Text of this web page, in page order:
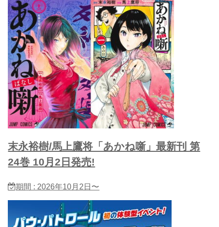
末永裕樹/馬上鷹将「あかね噺」最新刊 第
24巻 10月2日発売!
期間 : 2026年10月2日〜